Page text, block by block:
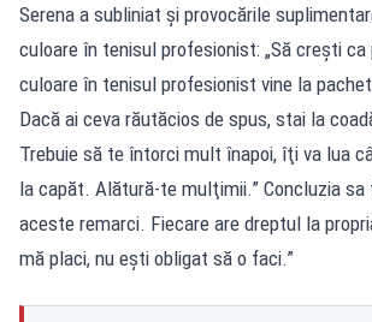
Serena a subliniat și provocările
culoare în tenisul profesionist: „Să creşti ca
culoare în tenisul profesionist vine la
Dacă ai ceva răutăcios de spus, stai la
Trebuie să te întorci mult înapoi, îţi va lua
la capăt. Alătură-te mulţimii.” Concluzia sa
aceste remarci. Fiecare are dreptul la
mă placi, nu eşti obligat să o faci.”